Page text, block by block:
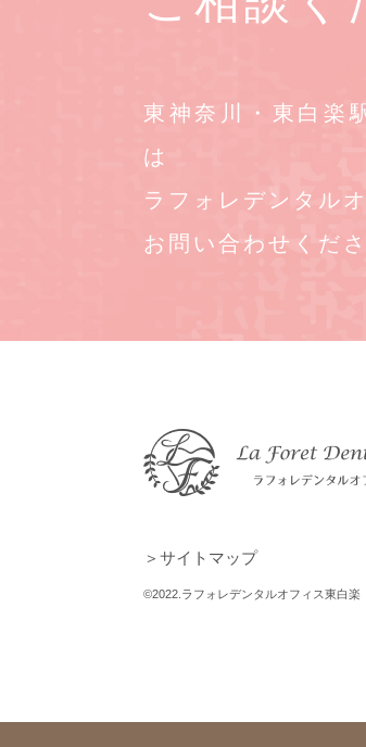
東神奈川・東白楽
は
ラフォレデンタル
お問い合わせくださ
＞サイトマップ
©2022.ラフォレデンタルオフィス東白楽